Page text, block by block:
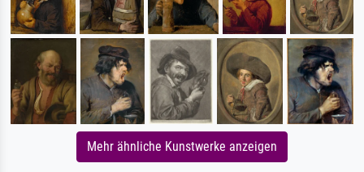
Mehr ähnliche Kunstwerke anzeigen